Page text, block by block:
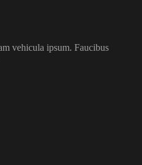
vehicula ipsum. Faucibus